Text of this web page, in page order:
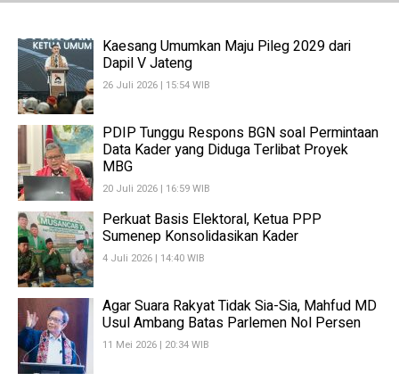
Kaesang Umumkan Maju Pileg 2029 dari
Dapil V Jateng
26 Juli 2026 | 15:54 WIB
PDIP Tunggu Respons BGN soal Permintaan
Data Kader yang Diduga Terlibat Proyek
MBG
20 Juli 2026 | 16:59 WIB
Perkuat Basis Elektoral, Ketua PPP
Sumenep Konsolidasikan Kader
4 Juli 2026 | 14:40 WIB
Agar Suara Rakyat Tidak Sia-Sia, Mahfud MD
Usul Ambang Batas Parlemen Nol Persen
11 Mei 2026 | 20:34 WIB